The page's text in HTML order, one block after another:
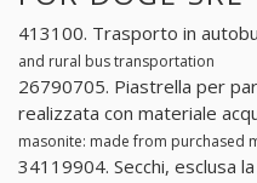
413100. Trasporto in
and rural bus transportation
26790705. Piastrella per
realizzata con materiale
masonite: made from purchased
34119904. Secchi, esclusa